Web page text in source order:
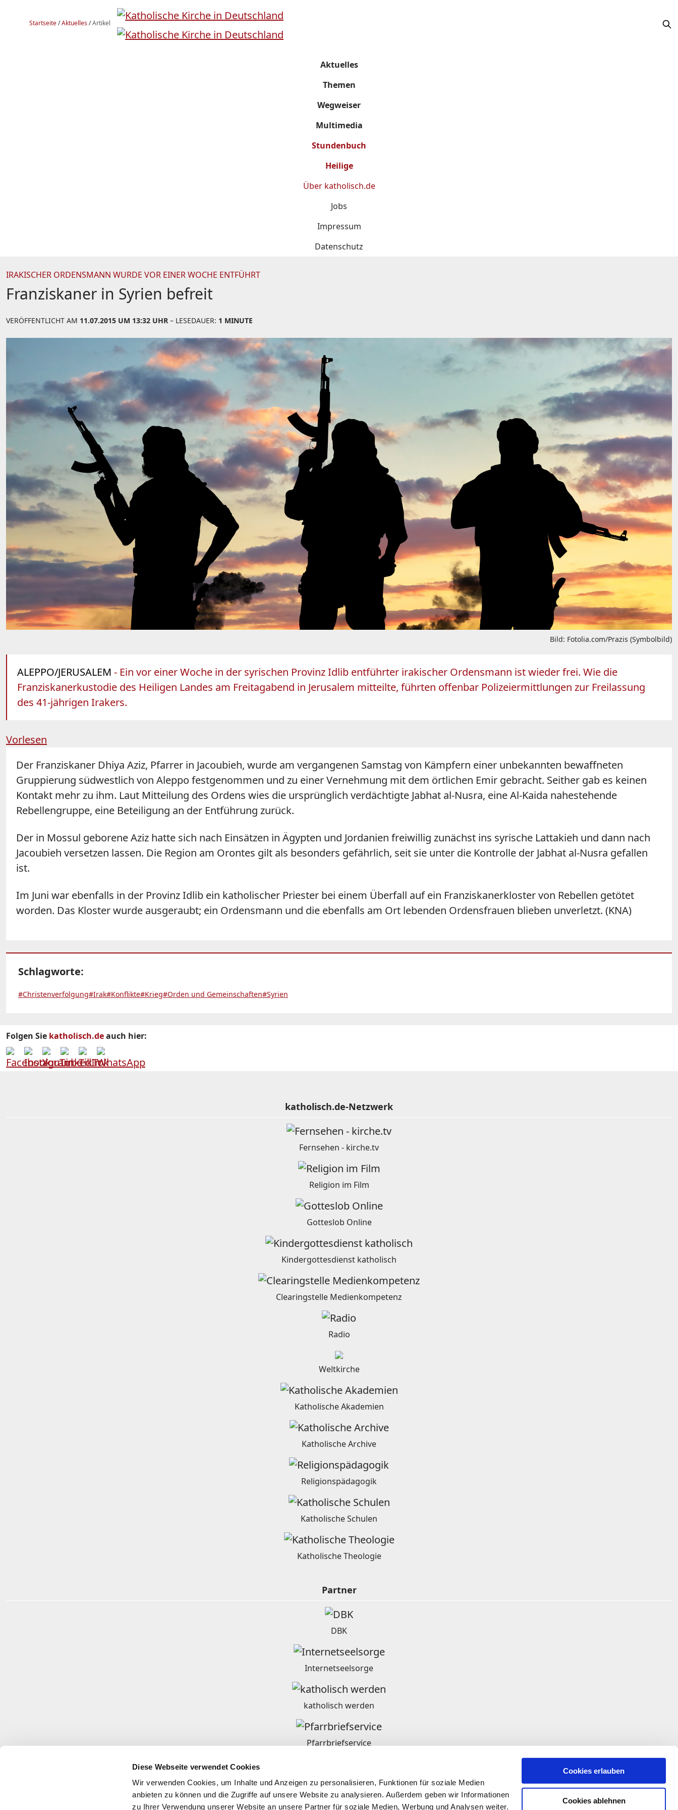
Diese Webseite verwendet Cookies
Wir verwenden Cookies, um Inhalte und Anzeigen zu personalisieren, Funktionen für soziale Medien
anbieten zu können und die Zugriffe auf unsere Website zu analysieren. Außerdem geben wir Informationen
zu Ihrer Verwendung unserer Website an unsere Partner für soziale Medien, Werbung und Analysen weiter.
Cookies erlauben
Cookies ablehnen
Startseite/Aktuelles/Artikel
Aktuelles
Themen
Wegweiser
Multimedia
Stundenbuch
Heilige
Über katholisch.de
Jobs
Impressum
Datenschutz
IRAKISCHER ORDENSMANN WURDE VOR EINER WOCHE ENTFÜHRT
Franziskaner in Syrien befreit
VERÖFFENTLICHT AM 11.07.2015 UM 13:32 UHR – LESEDAUER: 1 MINUTE
Bild: Fotolia.com/Prazis (Symbolbild)
ALEPPO/JERUSALEM - Ein vor einer Woche in der syrischen Provinz Idlib entführter irakischer Ordensmann ist wieder frei. Wie die
Franziskanerkustodie des Heiligen Landes am Freitagabend in Jerusalem mitteilte, führten offenbar Polizeiermittlungen zur Freilassung
des 41-jährigen Irakers.
Vorlesen
Der Franziskaner Dhiya Aziz, Pfarrer in Jacoubieh, wurde am vergangenen Samstag von Kämpfern einer unbekannten bewaffneten
Gruppierung südwestlich von Aleppo festgenommen und zu einer Vernehmung mit dem örtlichen Emir gebracht. Seither gab es keinen
Kontakt mehr zu ihm. Laut Mitteilung des Ordens wies die ursprünglich verdächtigte Jabhat al-Nusra, eine Al-Kaida nahestehende
Rebellengruppe, eine Beteiligung an der Entführung zurück.
Der in Mossul geborene Aziz hatte sich nach Einsätzen in Ägypten und Jordanien freiwillig zunächst ins syrische Lattakieh und dann nach
Jacoubieh versetzen lassen. Die Region am Orontes gilt als besonders gefährlich, seit sie unter die Kontrolle der Jabhat al-Nusra gefallen
ist.
Im Juni war ebenfalls in der Provinz Idlib ein katholischer Priester bei einem Überfall auf ein Franziskanerkloster von Rebellen getötet
worden. Das Kloster wurde ausgeraubt; ein Ordensmann und die ebenfalls am Ort lebenden Ordensfrauen blieben unverletzt. (KNA)
Schlagworte:
#Christenverfolgung#Irak#Konflikte#Krieg#Orden und Gemeinschaften#Syrien
Folgen Sie katholisch.deauch hier:
katholisch.de-Netzwerk
Fernsehen - kirche.tv
Religion im Film
Gotteslob Online
Kindergottesdienst katholisch
Clearingstelle Medienkompetenz
Radio
Weltkirche
Katholische Akademien
Katholische Archive
Religionspädagogik
Katholische Schulen
Katholische Theologie
Partner
DBK
Internetseelsorge
katholisch werden
Pfarrbriefservice
Ordensgemeinschaften in Deutschland